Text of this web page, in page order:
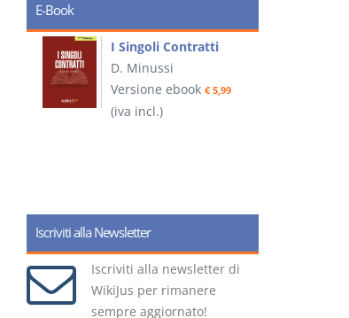
E-Book
I Singoli Contratti
D. Minussi
Versione ebook € 5,99
(iva incl.)
Iscriviti alla Newsletter
Iscriviti alla newsletter di
WikiJus per rimanere
sempre aggiornato!